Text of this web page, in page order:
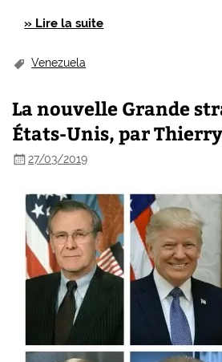
» Lire la suite
Venezuela
La nouvelle Grande
États-Unis, par
27/03/2019